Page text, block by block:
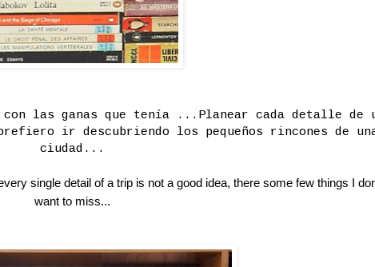
las ganas que tenía ...Planear cada detalle de
ir descubriendo los pequeños rincones de
ciudad...
single detail of a trip is not a good idea, there some few things I
want to miss...